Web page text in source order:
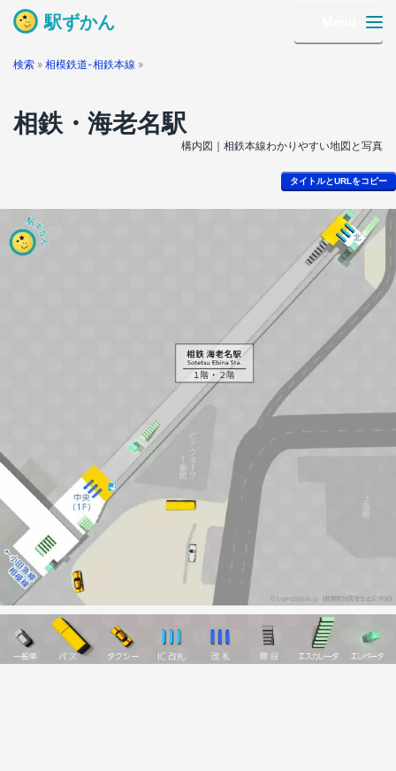
駅ずかん
検索 » 相模鉄道-相鉄本線 »
相鉄・海老名駅
構内図｜相鉄本線わかりやすい地図と写真
タイトルとURLをコピー